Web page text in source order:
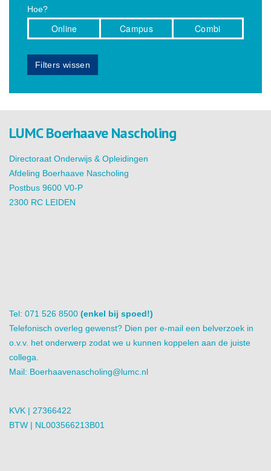
Hoe?
Online Campus Combi
Filters wissen
LUMC Boerhaave Nascholing
Directoraat Onderwijs & Opleidingen
Afdeling Boerhaave Nascholing
Postbus 9600 V0-P
2300 RC LEIDEN
Tel: 071 526 8500 (enkel bij spoed!)
Telefonisch overleg gewenst? Dien per e-mail een belverzoek in
o.v.v. het onderwerp zodat we u kunnen koppelen aan de juiste
collega.
Mail: Boerhaavenascholing@lumc.nl
KVK | 27366422
BTW | NL003566213B01